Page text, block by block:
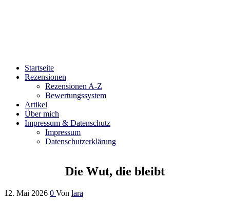
Startseite
Rezensionen
Rezensionen A-Z
Bewertungssystem
Artikel
Über mich
Impressum & Datenschutz
Impressum
Datenschutzerklärung
Die Wut, die bleibt
12. Mai 2026 0 Von lara